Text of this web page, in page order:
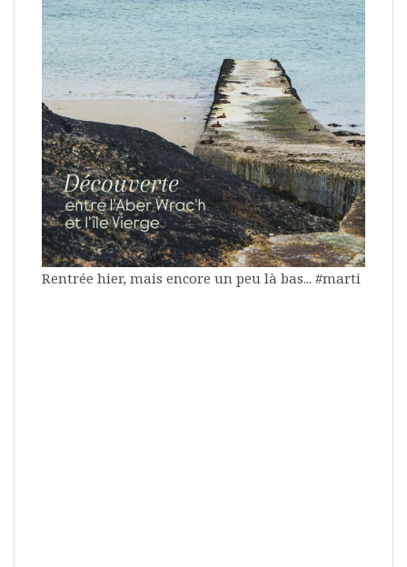
Rentrée hier, mais encore un peu là bas... #marti